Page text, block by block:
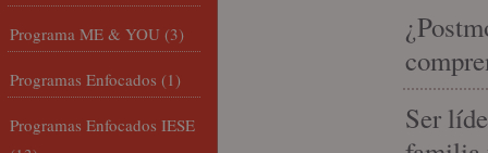
Ser
Programa ME & YOU (3)
Programas Enfocados (1)
Programas Enfocados IESE